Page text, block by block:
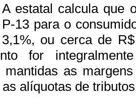
A estatal calcula que
P-13 para o
3,1%, ou cerca de
for
as
alíquotas de